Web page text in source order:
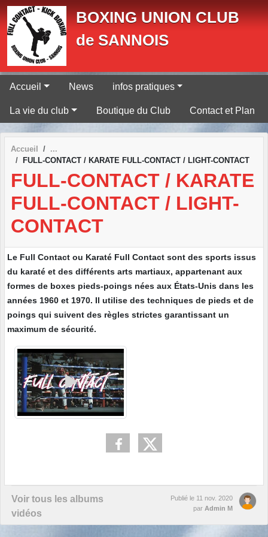
BOXING UNION CLUB
de SANNOIS
Accueil News infos pratiques
La vie du club Boutique du Club Contact et Plan
Accueil
FULL-CONTACT / KARATE FULL-CONTACT / LIGHT-CONTACT
FULL-CONTACT / KARATE
FULL-CONTACT / LIGHT-
CONTACT
Le Full Contact ou Karaté Full Contact sont des sports issus
du karaté et des différents arts martiaux, appartenant aux
formes de boxes pieds-poings nées aux États-Unis dans les
années 1960 et 1970. Il utilise des techniques de pieds et de
poings qui suivent des règles strictes garantissant un
maximum de sécurité.
Voir tous les albums
vidéos
Publié le 11 nov. 2020
par Admin M
Panneau de gestion des cookies